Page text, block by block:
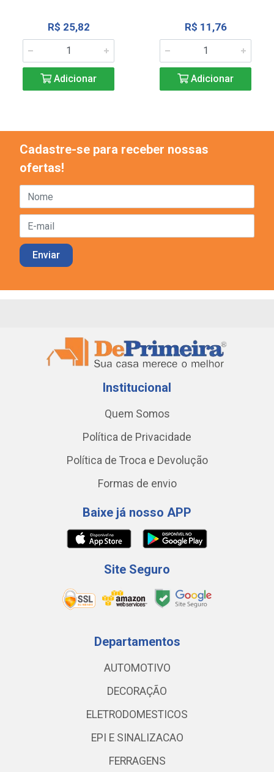
R$ 25,82
Adicionar
R$ 11,76
Adicionar
Cadastre-se para receber nossas
ofertas!
Institucional
Quem Somos
Política de Privacidade
Política de Troca e Devolução
Formas de envio
Baixe já nosso APP
Site Seguro
Departamentos
AUTOMOTIVO
DECORAÇÃO
ELETRODOMESTICOS
EPI E SINALIZACAO
FERRAGENS